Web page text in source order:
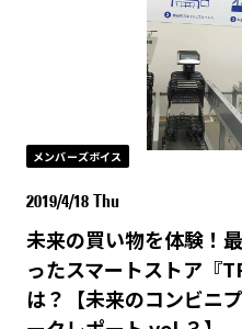
メンバーズボイス
2019/4/18 Thu
未来の買い物を体験！
ったスマートストア『
は？【未来のコンビニ